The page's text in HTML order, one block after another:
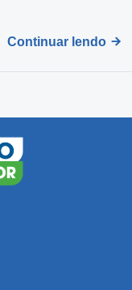
Continuar lendo